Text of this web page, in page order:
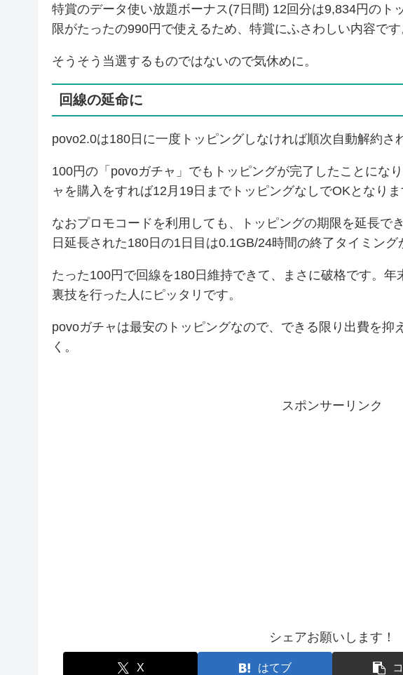
特賞のデータ使い放題ボーナス(7日間) 12回分は9,834円のト
限がたったの990円で使えるため、特賞にふさわしい内容です
そうそう当選するものではないので気休めに。
回線の延命に
povo2.0は180日に一度トッピングしなければ順次自動解約さ
100円の「povoガチャ」でもトッピングが完了したことにな
ャを購入をすれば12月19日までトッピングなしでOKとなりま
なおプロモコードを利用しても、トッピングの期限を延長で
日延長された180日の1日目は0.1GB/24時間の終了タイミング
たった100円で回線を180日維持できて、まさに破格です。
裏技を行った人にピッタリです。
povoガチャは最安のトッピングなので、できる限り出費を抑
く。
スポンサーリンク
シェアお願いします！
X はてブ